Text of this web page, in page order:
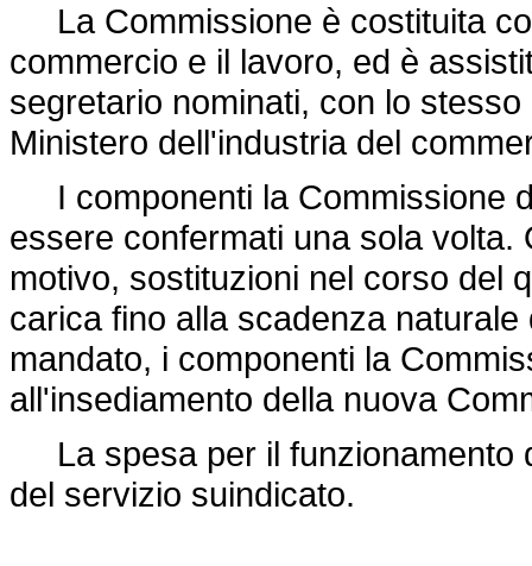
La Commissione è costituita
commercio e il lavoro, ed è
segretario nominati, con lo
Ministero dell'industria del
I componenti la Commissione
essere confermati una sola
motivo, sostituzioni nel corso del
carica fino alla scadenza
mandato, i componenti la
all'insediamento della nuova
La spesa per il funzionamento
del servizio suindicato.